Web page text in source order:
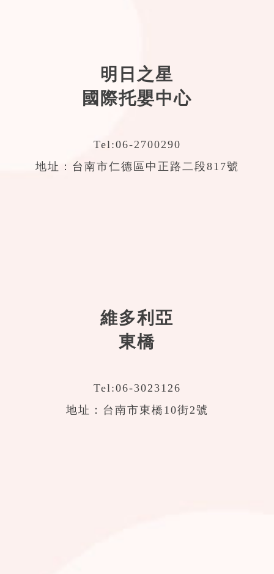
明日之星
國際托嬰中心
Tel:06-2700290
地址：台南市仁德區中正路二段817號
維多利亞
東橋
Tel:06-3023126
地址：台南市東橋10街2號